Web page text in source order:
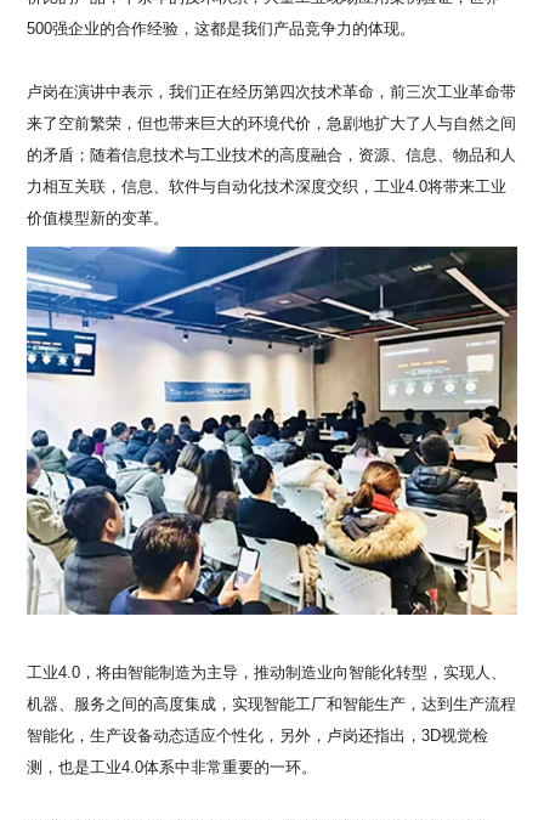
500强企业的合作经验，这都是我们产品竞争力的体现。
卢岗在演讲中表示，我们正在经历第四次技术革命，前三次工业革命带
来了空前繁荣，但也带来巨大的环境代价，急剧地扩大了人与自然之间
的矛盾；随着信息技术与工业技术的高度融合，资源、信息、物品和人
力相互关联，信息、软件与自动化技术深度交织，工业4.0将带来工业
价值模型新的变革。
工业4.0 ，将由智能制造为主导，推动制造业向智能化转型，实现人、
机器、服务之间的高度集成，实现智能工厂和智能生产，达到生产流程
智能化，生产设备动态适应个性化，另外，卢岗还指出，3D视觉检
测，也是工业4.0体系中非常重要的一环。